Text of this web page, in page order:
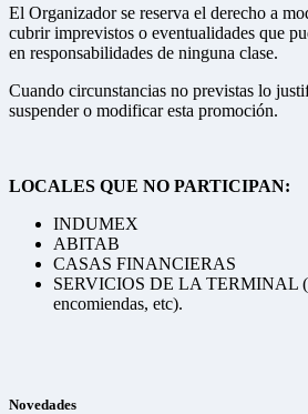
El Organizador se reserva el derecho a
cubrir imprevistos o eventualidades que
en responsabilidades de ninguna clase.
Cuando circunstancias no previstas lo
suspender o modificar esta promoción.
LOCALES QUE NO PARTICIPAN:
INDUMEX
ABITAB
CASAS FINANCIERAS
SERVICIOS DE LA TERMINAL
encomiendas, etc).
Novedades